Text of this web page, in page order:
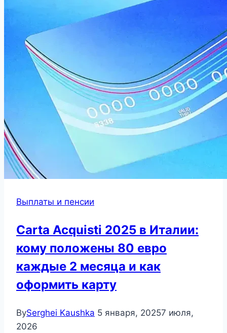
Выплаты и пенсии
Carta Acquisti 2025 в Италии:
кому положены 80 евро
каждые 2 месяца и как
оформить карту
BySerghei Kaushka 5 января, 20257 июля,
2026